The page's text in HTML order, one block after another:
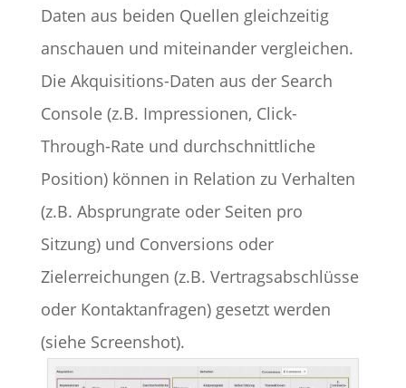
Daten aus beiden Quellen gleichzeitig
anschauen und miteinander vergleichen.
Die Akquisitions-Daten aus der Search
Console (z.B. Impressionen, Click-
Through-Rate und durchschnittliche
Position) können in Relation zu Verhalten
(z.B. Absprungrate oder Seiten pro
Sitzung) und Conversions oder
Zielerreichungen (z.B. Vertragsabschlüsse
oder Kontaktanfragen) gesetzt werden
(siehe Screenshot).